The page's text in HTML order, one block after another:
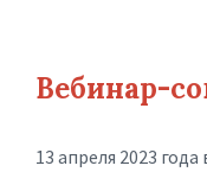
Вебинар-
13 апреля 2023